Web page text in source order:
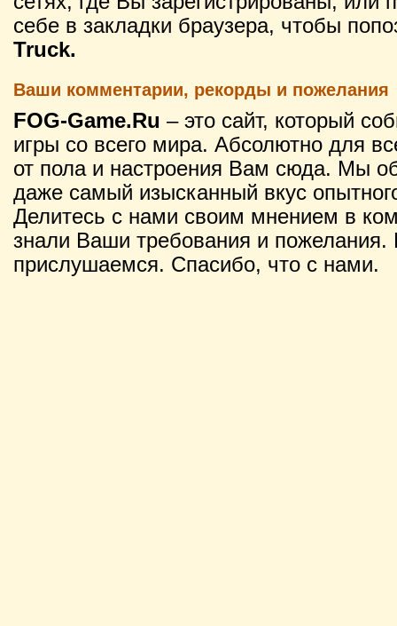
себе в закладки браузера, чтобы
Truck.
Ваши комментарии, рекорды и пожелания
FOG-Game.Ru – это сайт, который
игры со всего мира. Абсолютно для
от пола и настроения Вам сюда. Мы
даже самый изысканный вкус
Делитесь с нами своим мнением в
знали Ваши требования и
прислушаемся. Спасибо, что с нами.